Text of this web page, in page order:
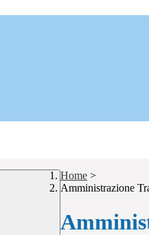
Home >
Amministrazione